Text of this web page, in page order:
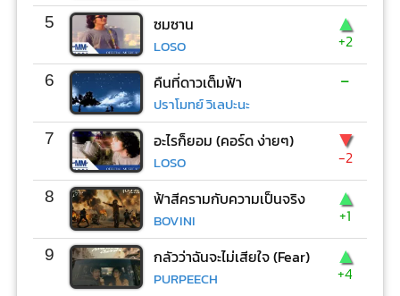
5 ซมซาน
LOSO
▲
+2
6 คืนที่ดาวเต็มฟ้า
ปราโมทย์ วิเลปะนะ
-
7 อะไรก็ยอม (คอร์ด ง่ายๆ)
LOSO
▼
-2
8 ฟ้าสีครามกับความเป็นจริง
BOVINI
▲
+1
9 กลัวว่าฉันจะไม่เสียใจ (Fear)
PURPEECH
▲
+4